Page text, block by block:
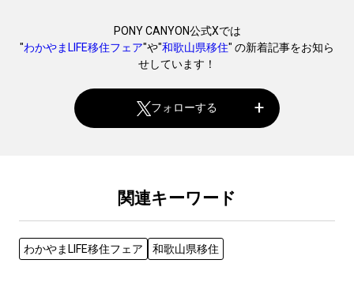
PONY CANYON公式Xでは
"わかやまLIFE移住フェア"や"和歌山県移住" の新着記事をお知ら
せしています！
フォローする
関連キーワード
わかやまLIFE移住フェア 和歌山県移住